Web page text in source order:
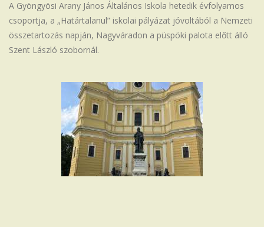
Iskola
A Gyöngyösi Arany János Általános Iskola hetedik évfolyamos
csoportja, a „Határtalanul” iskolai pályázat jóvoltából a Nemzeti
összetartozás napján, Nagyváradon a püspöki palota előtt álló
Szent László szobornál.